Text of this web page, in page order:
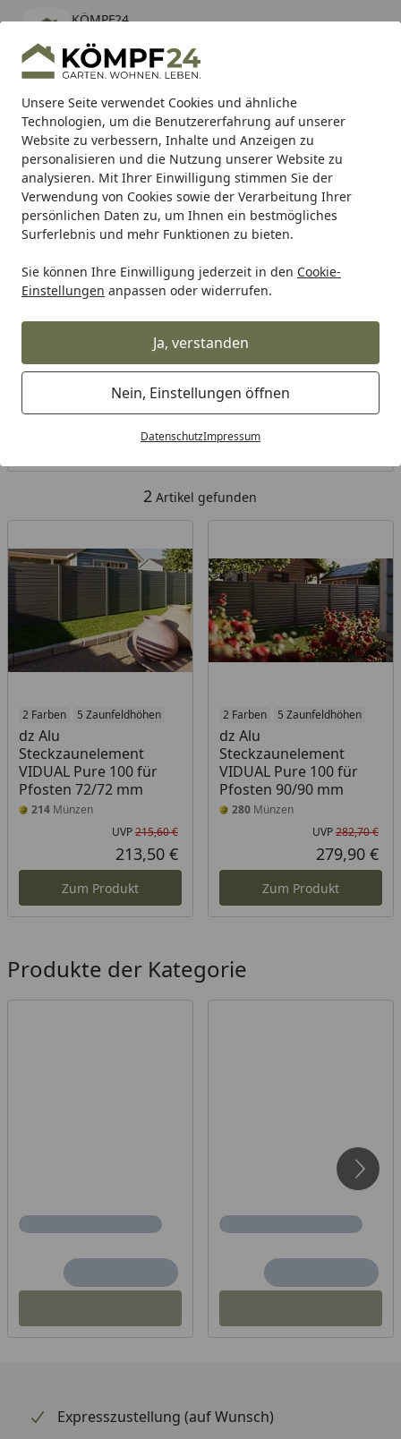
Unsere Seite verwendet Cookies und ähnliche
Technologien, um die Benutzererfahrung auf unserer
Website zu verbessern, Inhalte und Anzeigen zu
personalisieren und die Nutzung unserer Website zu
analysieren. Mit Ihrer Einwilligung stimmen Sie der
Verwendung von Cookies sowie der Verarbeitung Ihrer
persönlichen Daten zu, um Ihnen ein bestmögliches
Surferlebnis und mehr Funktionen zu bieten.
Sie können Ihre Einwilligung jederzeit in den Cookie-
Einstellungen anpassen oder widerrufen.
Ja, verstanden
Nein, Einstellungen öffnen
DatenschutzImpressum
KÖMPF24
kostenlos - Im App Store
Hotline
Alle Produkte
Mein Konto
Suchen
Karibu Pools inkl. gratis Sandfilteranlage & Pool-
Starterset (Gesamtwert bis 468,99€)
Startseite
Zauntechnik Steckzaunsystem VIDUAL Pure
dz VIDUAL Pure
Ihre Artikelübersicht
Kategorien
2 Artikel gefunden
2 Farben 5 Zaunfeldhöhen
dz Alu
Steckzaunelement
VIDUAL Pure 100 für
Pfosten 72/72 mm
214 Münzen
Ursprünglicher Preis
UVP215,60 €
Aktueller Preis
213,50 €
Zum Produkt
2 Farben 5 Zaunfeldhöhen
dz Alu
Steckzaunelement
VIDUAL Pure 100 für
Pfosten 90/90 mm
280Münzen
UVP282,70 €
279,90 €
Zum Produkt
Produkte der Kategorie
Expresszustellung (auf Wunsch)